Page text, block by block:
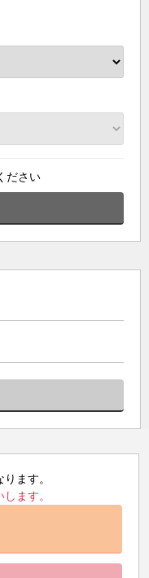
ださい
ます。
ます。